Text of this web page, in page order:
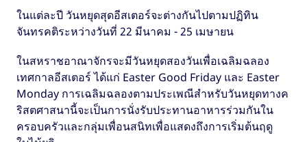
ในแต่ละปี วันหยุดสุดอีสเตอร์จะต่างกันไปตามปฏิทิน
จันทรคติระหว่างวันที่ 22 มีนาคม - 25 เมษายน
ในสหราชอาณาจักรจะมีวันหยุดสองวันเพื่อเฉลิมฉลอง
เทศกาลอีสเตอร์ ได้แก่ Easter Good Friday และ Easter
Monday การเฉลิมฉลองตามประเพณีสำหรับวันหยุดทางค
ริสตศาสนานี้จะเป็นการนั่งรับประทานอาหารร่วมกันใน
ครอบครัวและกลุ่มเพื่อนสนิทเพื่อแสดงถึงการเริ่มต้นฤดู